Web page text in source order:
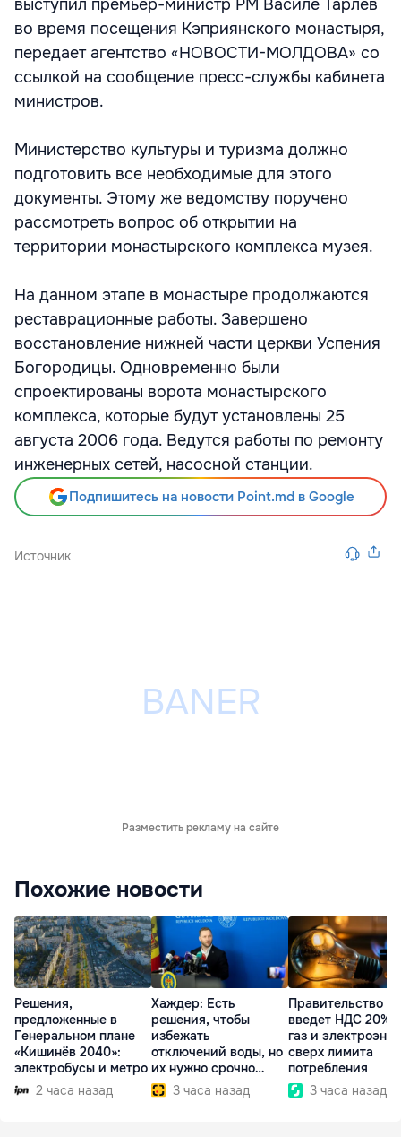
выступил премьер-министр РМ Василе Тарлев
во время посещения Кэприянского монастыря,
передает агентство «НОВОСТИ-МОЛДОВА» со
ссылкой на сообщение пресс-службы кабинета
министров.
Министерство культуры и туризма должно
подготовить все необходимые для этого
документы. Этому же ведомству поручено
рассмотреть вопрос об открытии на
территории монастырского комплекса музея.
На данном этапе в монастыре продолжаются
реставрационные работы. Завершено
восстановление нижней части церкви Успения
Богородицы. Одновременно были
спроектированы ворота монастырского
комплекса, которые будут установлены 25
августа 2006 года. Ведутся работы по ремонту
инженерных сетей, насосной станции.
Подпишитесь на новости Point.md в Google
Источник
Разместить рекламу на сайте
Похожие новости
Решения,
предложенные в
Генеральном плане
«Кишинёв 2040»:
электробусы и метро
2 часа назад
Хаждер: Есть
решения, чтобы
избежать
отключений воды, но
их нужно срочно
внедрить
3 часа назад
Правительство
введет НДС 20%
газ и
сверх лимита
потребления
3 часа назад